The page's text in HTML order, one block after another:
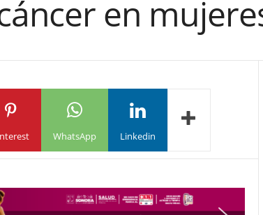
en
WhatsApp Linkedin